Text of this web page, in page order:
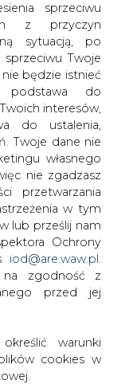
sprzeciwu
z przyczyn
sytuacją, po
Twoje
będzie istnieć
podstawa do
interesów,
do ustalenia,
Twoje dane nie
własnego
nie zgadzasz
przetwarzania
w tym
lub prześlij nam
Ochrony
iod@are.waw.pl.
na zgodność z
przed jej
warunki
cookies w
nas nękać
do
2022.
z
oraz z
energetyce,
mocy
zachowa
w nowe